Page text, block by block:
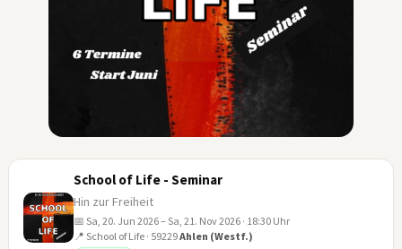
School of Life - Seminar
Hin zur Freiheit
📅 Sa, 20. Jun 2026 – Sa, 21. Nov 2026 · 18:30 Uhr
📍 School of Life · 59229Ahlen (Westf.)